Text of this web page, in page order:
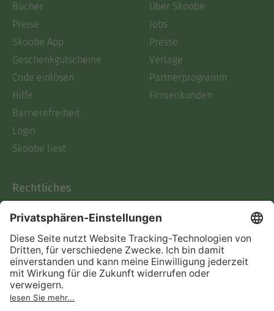
Bücher
Preise
Skoobe App
Geschenkgutscheine
Code einlösen
Hilfe
Barrierefreiheit
Login
Skoobe liest
Über Skoobe
Jobs
Presse
Verlage
Partnerprogramm
Firmenkunden
Rechtliches
AGB
Informationen nach Data
Act
Verträge hier kündigen
Impressum